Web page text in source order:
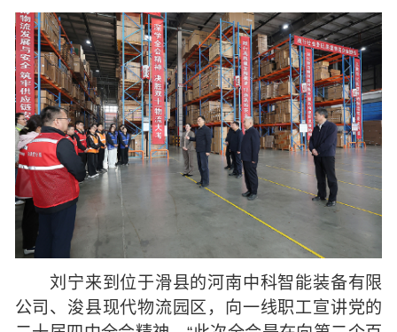
刘宁来到位于滑县的河南中科智能装备有限
公司、浚县现代物流园区，向一线职工宣讲党的